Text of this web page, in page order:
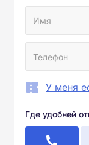
У меня
Где удобней